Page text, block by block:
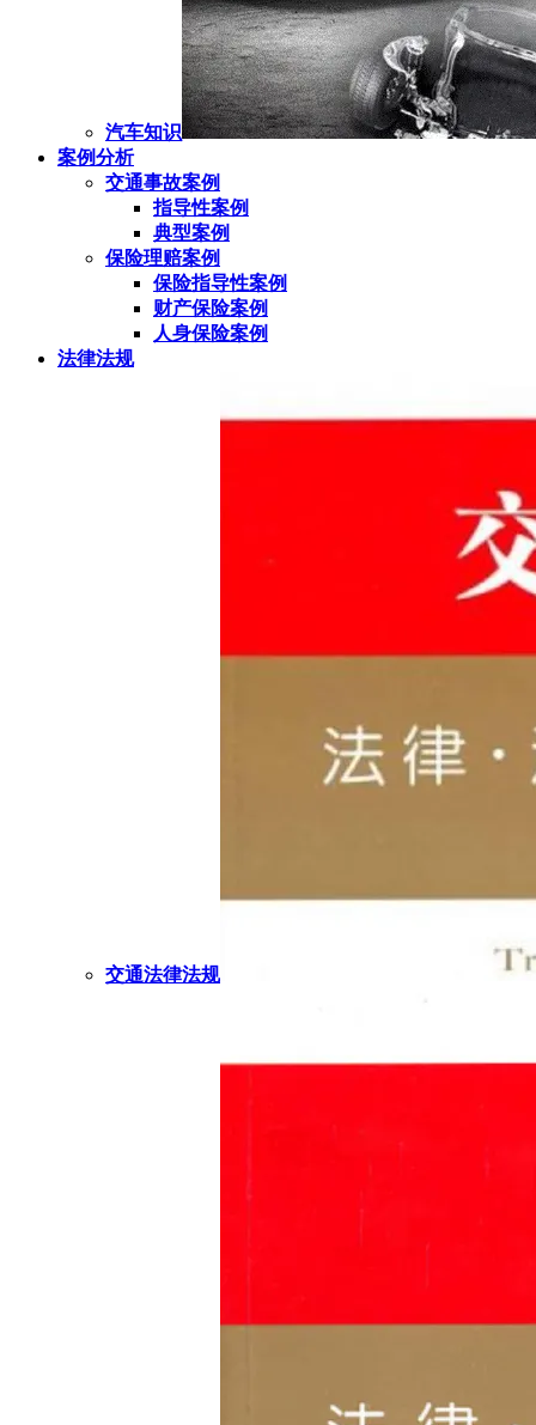
汽车知识
案例分析
交通事故案例
指导性案例
典型案例
保险理赔案例
保险指导性案例
财产保险案例
人身保险案例
法律法规
交通法律法规